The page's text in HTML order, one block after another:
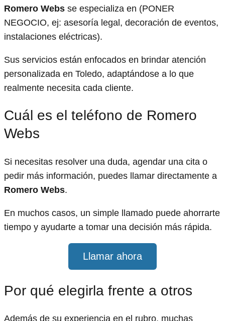
Romero Webs se especializa en (PONER
NEGOCIO, ej: asesoría legal, decoración de eventos,
instalaciones eléctricas).
Sus servicios están enfocados en brindar atención
personalizada en Toledo, adaptándose a lo que
realmente necesita cada cliente.
Cuál es el teléfono de Romero
Webs
Si necesitas resolver una duda, agendar una cita o
pedir más información, puedes llamar directamente a
Romero Webs.
En muchos casos, un simple llamado puede ahorrarte
tiempo y ayudarte a tomar una decisión más rápida.
Llamar ahora
Por qué elegirla frente a otros
Además de su experiencia en el rubro, muchas